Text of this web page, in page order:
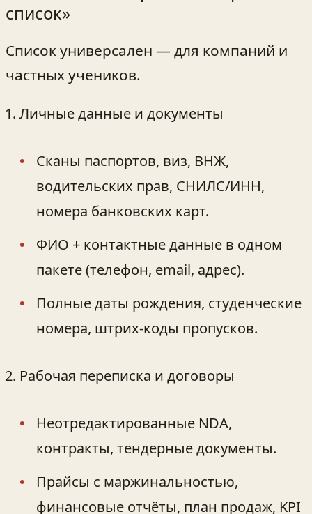
список»
Список универсален — для компаний и
частных учеников.
Личные данные и документы
Сканы паспортов, виз, ВНЖ,
водительских прав, СНИЛС/ИНН,
номера банковских карт.
ФИО + контактные данные в одном
пакете (телефон, email, адрес).
Полные даты рождения, студенческие
номера, штрих‑коды пропусков.
Рабочая переписка и договоры
Неотредактированные NDA,
контракты, тендерные документы.
Прайсы с маржинальностью,
финансовые отчёты, план продаж, KPI